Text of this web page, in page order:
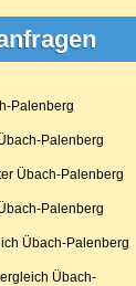
Palenberg
Palenberg
Übach-Palenberg
Palenberg
Übach-Palenberg
Übach-